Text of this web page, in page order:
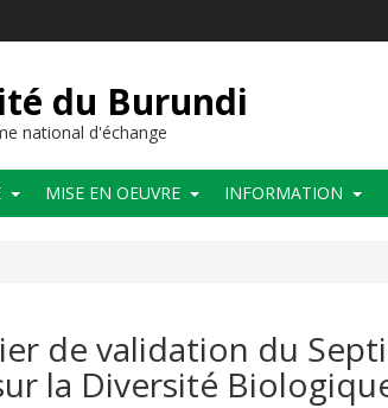
du Burundi
national d'échange
MISE EN OEUVRE INFORMATION
de validation du
la Diversité